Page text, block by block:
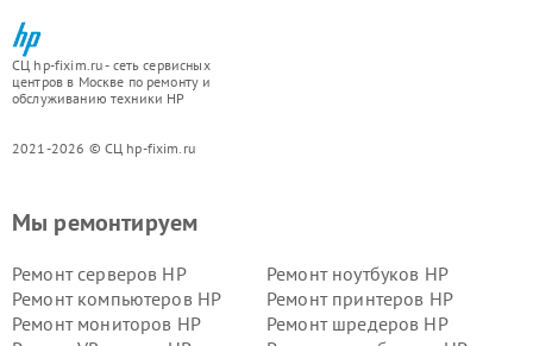
СЦ hp-fixim.ru - сеть сервисных
центров в Москве по ремонту и
обслуживанию техники HP
2021-2026 © СЦ hp-fixim.ru
Мы ремонтируем
Ремонт серверов HP
Ремонт ноутбуков HP
Ремонт компьютеров HP
Ремонт принтеров HP
Ремонт мониторов HP
Ремонт шредеров HP